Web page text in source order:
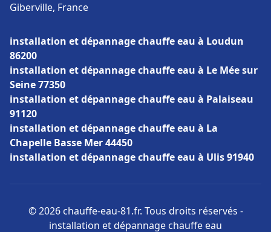
Giberville, France
installation et dépannage chauffe eau à Loudun
86200
installation et dépannage chauffe eau à Le Mée sur
Seine 77350
installation et dépannage chauffe eau à Palaiseau
91120
installation et dépannage chauffe eau à La
Chapelle Basse Mer 44450
installation et dépannage chauffe eau à Ulis 91940
© 2026 chauffe-eau-81.fr. Tous droits réservés -
installation et dépannage chauffe eau